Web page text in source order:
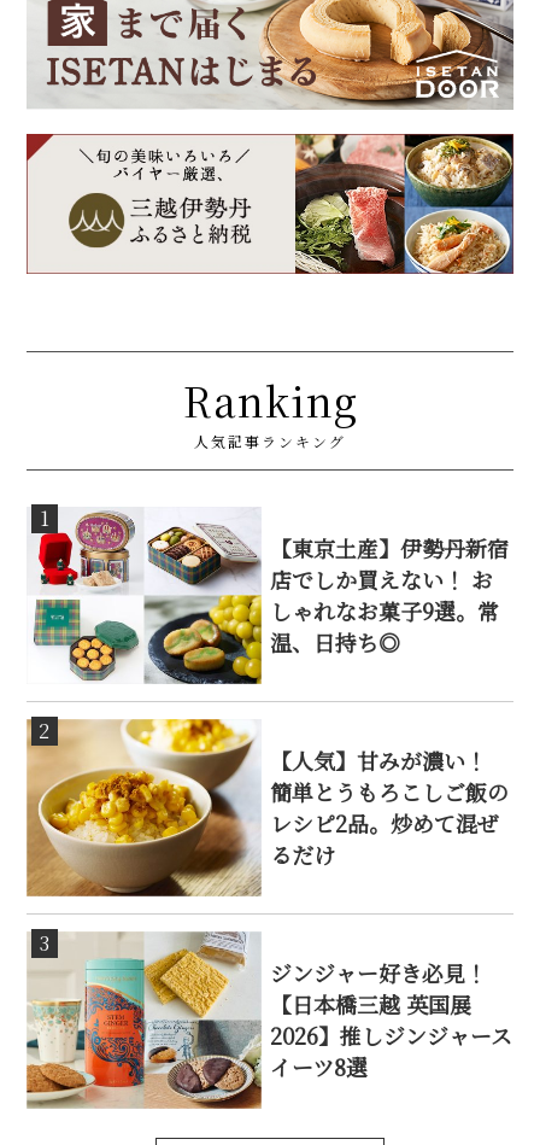
Ranking
人気記事ランキング
1
【東京土産】伊勢丹新宿
店でしか買えない！ お
しゃれなお菓子9選。常
温、日持ち◎
2
【人気】甘みが濃い！
簡単とうもろこしご飯の
レシピ2品。炒めて混ぜ
るだけ
3
ジンジャー好き必見！
【日本橋三越 英国展
2026】推しジンジャース
イーツ8選